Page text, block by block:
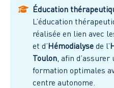
Éducation
L’éducation
réalisée en lien avec
et d’Hémodialyse de l’
Toulon , afin
formation optimales
centre autonome.